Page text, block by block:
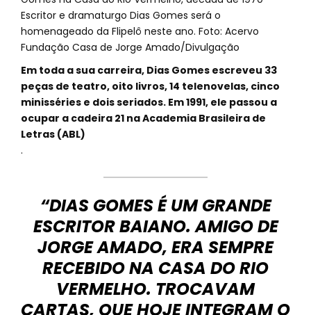
Em toda a sua carreira, Dias Gomes escreveu 33
peças de teatro, oito livros, 14 telenovelas, cinco
minisséries e dois seriados. Em 1991, ele passou a
ocupar a cadeira 21 na Academia Brasileira de
Letras (ABL)
.
“DIAS GOMES É UM GRANDE
ESCRITOR BAIANO. AMIGO DE
JORGE AMADO, ERA SEMPRE
RECEBIDO NA CASA DO RIO
VERMELHO. TROCAVAM
CARTAS, QUE HOJE INTEGRAM O